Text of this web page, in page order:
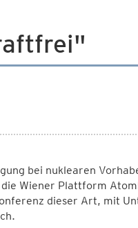
bei nuklearen
Wiener Plattform
dieser Art, mit